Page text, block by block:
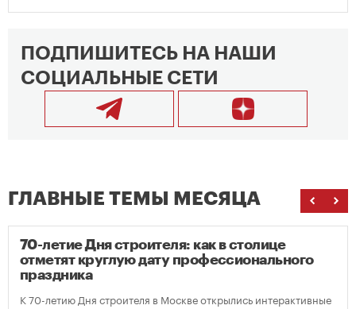
ПОДПИШИТЕСЬ НА НАШИ
СОЦИАЛЬНЫЕ СЕТИ
ГЛАВНЫЕ ТЕМЫ МЕСЯЦА
70-летие Дня строителя: как в столице
отметят круглую дату профессионального
праздника
К 70-летию Дня строителя в Москве открылись интерактивные